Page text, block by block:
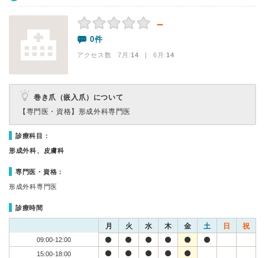
－
0件
アクセス数 7月:14 | 6月:14
巻き爪（嵌入爪）について
【専門医・資格】 形成外科専門医
診療科目：
形成外科、皮膚科
専門医・資格：
形成外科専門医
診療時間
月 火 水 木 金 土 日 祝
09:00-12:00
15:00-18:00